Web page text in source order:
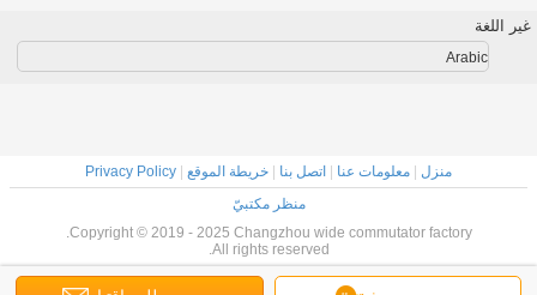
غير اللغة
Arabic
منزل | معلومات عنا | اتصل بنا | خريطة الموقع |
Privacy Policy
منظر مكتبيّ
Copyright © 2019 - 2025 Changzhou wide commutator factory.
All rights reserved.